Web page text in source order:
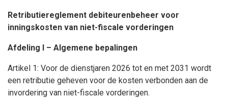
Retributiereglement debiteurenbeheer voor
inningskosten van niet-fiscale vorderingen
Afdeling I – Algemene bepalingen
Artikel 1: Voor de dienstjaren 2026 tot en met 2031 wordt
een retributie geheven voor de kosten verbonden aan de
invordering van niet-fiscale vorderingen.